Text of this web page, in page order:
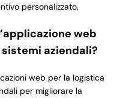
personalizzato.
web
aziendali?
web per la logistica
per migliorare la